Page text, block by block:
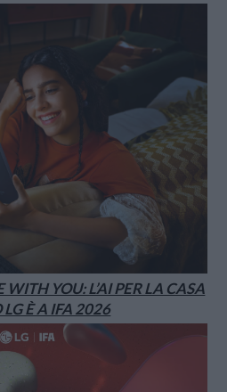
YOU: L’AI PER LA CASA
È A IFA 2026